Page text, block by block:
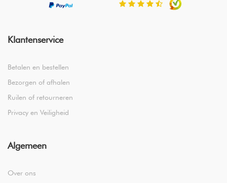
Klantenservice
Betalen en bestellen
Bezorgen of afhalen
Ruilen of retourneren
Privacy en Veiligheid
Algemeen
Over ons